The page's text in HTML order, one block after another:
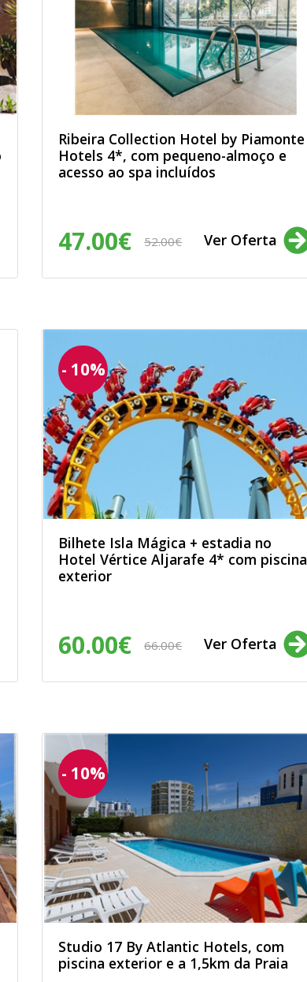
Ribeira Collection Hotel by Piamonte
Hotels 4*, com pequeno-almoço e
acesso ao spa incluídos
47.00€ 52.00€ Ver Oferta
- 10%
Bilhete Isla Mágica + estadia no
Hotel Vértice Aljarafe 4* com piscina
exterior
60.00€ 66.00€ Ver Oferta
- 10%
Studio 17 By Atlantic Hotels, com
piscina exterior e a 1,5km da Praia
sejam sujeitos a
a garantir o
de dados e a evitar o
úteis. Assim,
são verdadeiros e
que li e aceito a